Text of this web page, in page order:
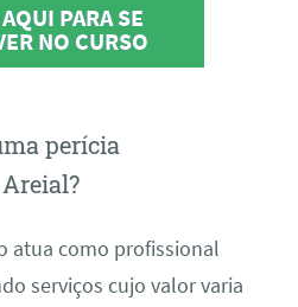
PARA SE
NO CURSO
perícia
atua como profissional
serviços cujo valor varia